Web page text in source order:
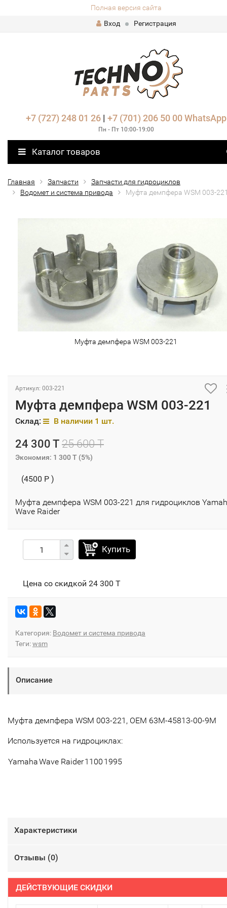
Полная версия сайта
Вход
Регистрация
+7 (727) 248 01 26| +7 (701) 206 50 00 WhatsApp
Пн - Пт 10:00-19:00
Каталог товаров
Главная Запчасти
Запчасти для гидроциклов
Водомет и система привода
Муфта демпфера WSM 003-
Муфта демпфера WSM 003-221
Артикул: 003-221
Муфта демпфера WSM 003-221
Склад: В наличии 1 шт.
24 300 T 25 600 T
Экономия: 1 300 T (5%)
(4500 P )
Муфта демпфера WSM 003-221 для гидроциклов
Wave Raider
Купить
Цена со скидкой 24 300 T
Категория: Водомет и система привода
Теги:wsm
Описание
Муфта демпфера WSM 003-221, OEM 63M-45813-00-9M
Используется на гидроциклах:
YamahaWave Raider1100 1995
Характеристики
Отзывы (0)
ДЕЙСТВУЮЩИЕ СКИДКИ